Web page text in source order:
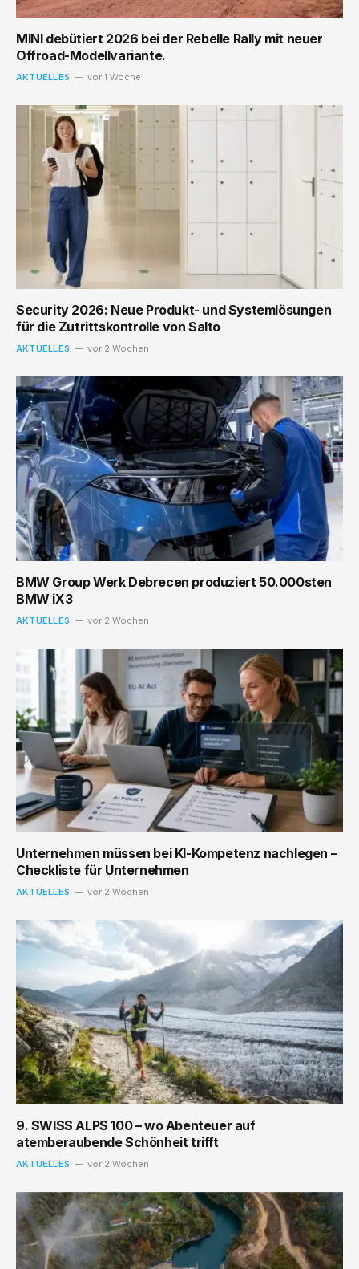
MINI debütiert 2026 bei der Rebelle Rally mit neuer
Offroad-Modellvariante.
AKTUELLES vor 1 Woche
Security 2026: Neue Produkt- und Systemlösungen
für die Zutrittskontrolle von Salto
AKTUELLES vor 2 Wochen
BMW Group Werk Debrecen produziert 50.000sten
BMW iX3
AKTUELLES vor 2 Wochen
Unternehmen müssen bei KI-Kompetenz nachlegen –
Checkliste für Unternehmen
AKTUELLES vor 2 Wochen
9. SWISS ALPS 100 – wo Abenteuer auf
atemberaubende Schönheit trifft
AKTUELLES vor 2 Wochen